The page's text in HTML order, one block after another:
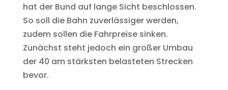
hat der Bund auf lange Sicht beschlossen.
So soll die Bahn zuverlässiger werden,
zudem sollen die Fahrpreise sinken.
Zunächst steht jedoch ein großer Umbau
der 40 am stärksten belasteten Strecken
bevor.